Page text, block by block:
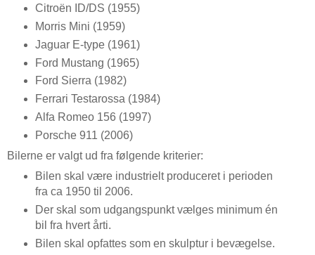
Citroën ID/DS (1955)
Morris Mini (1959)
Jaguar E-type (1961)
Ford Mustang (1965)
Ford Sierra (1982)
Ferrari Testarossa (1984)
Alfa Romeo 156 (1997)
Porsche 911 (2006)
Bilerne er valgt ud fra følgende kriterier:
Bilen skal være industrielt produceret i perioden
fra ca 1950 til 2006.
Der skal som udgangspunkt vælges minimum én
bil fra hvert årti.
Bilen skal opfattes som en skulptur i bevægelse.